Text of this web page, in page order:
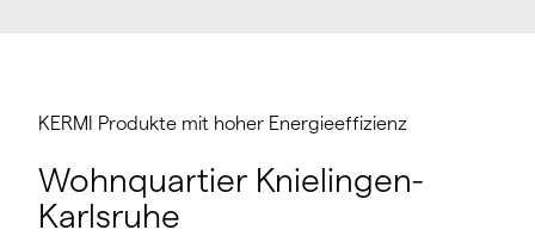
KERMI Produkte mit hoher Energieeffizienz
Wohnquartier Knielingen-
Karlsruhe